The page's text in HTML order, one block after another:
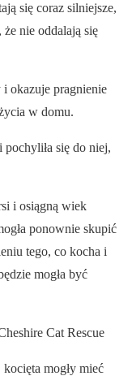
się coraz silniejsze,
nie oddalają się
i okazuje pragnienie
w domu.
pochyliła się do niej,
i osiągną wiek
ponownie skupić
tego, co kocha i
mogła być
Cat Rescue
mogły mieć